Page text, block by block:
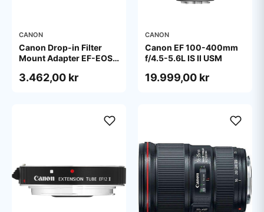
CANON
Canon Drop-in Filter
Mount Adapter EF-EOS
ND Filter A
3.462,00 kr
CANON
Canon EF 100-400mm
f/4.5-5.6L IS II USM
19.999,00 kr